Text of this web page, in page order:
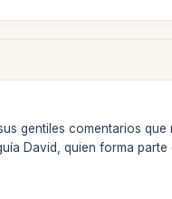
gentiles comentarios
David, quien forma